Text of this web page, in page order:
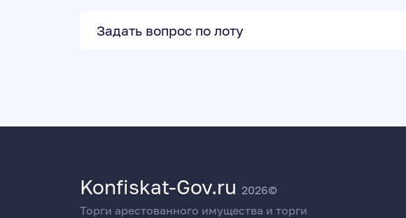
Задать вопрос по лоту
Konfiskat-Gov.ru 2026©
Торги арестованного имущества и торги